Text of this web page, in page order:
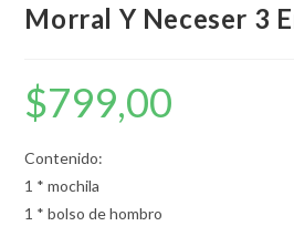
Morral Y Neceser 3
$799,00
Contenido:
1 * mochila
1 * bolso de hombro